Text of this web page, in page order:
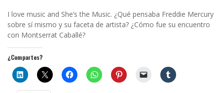
I love music and She’s the Music. ¿Qué pensaba Freddie Mercury
sobre sí mismo y su faceta de artista? ¿Cómo fue su encuentro
con Montserrat Caballé?
¿Compartes?